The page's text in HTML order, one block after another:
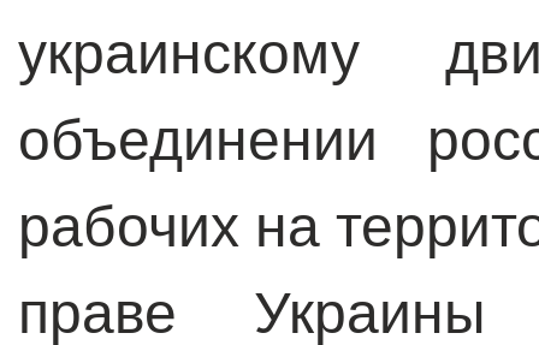
украинскому
объединении
рабочих на
праве Украины